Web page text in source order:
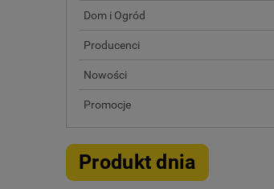
Dom i Ogród
Producenci
Nowości
Promocje
Produkt dnia